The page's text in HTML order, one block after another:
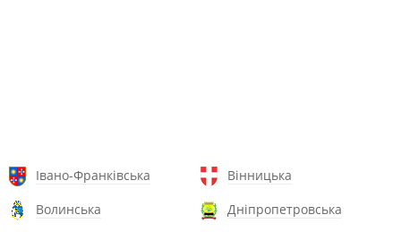
Івано-Франківська
Вінницька
Волинська
Дніпропетровська